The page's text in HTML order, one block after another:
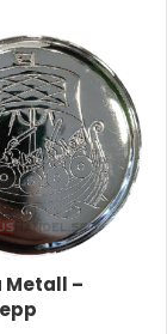
Metall –